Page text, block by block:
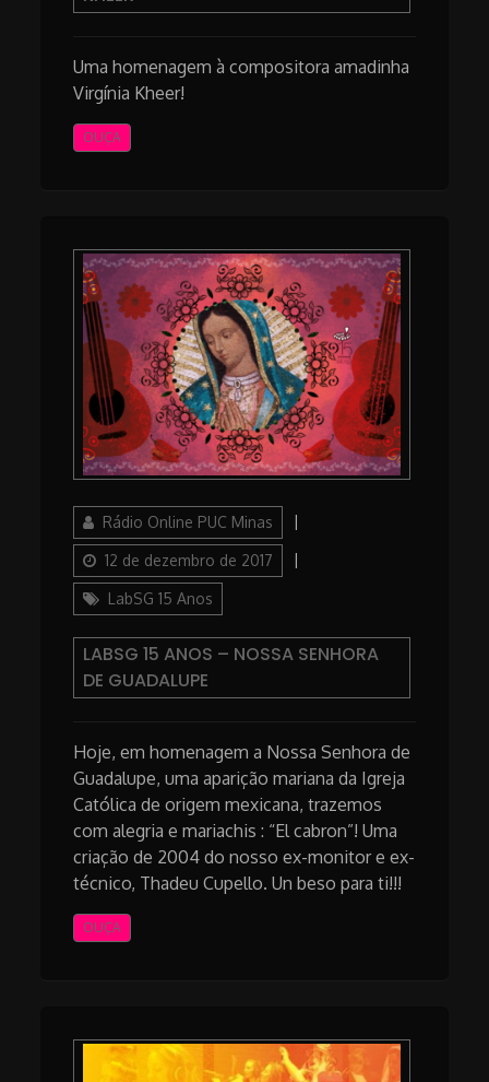
Uma homenagem à compositora amadinha
Virgínia Kheer!
OUÇA
AuthorRádio Online PUC Minas
12 de dezembro de 2017
LabSG 15 Anos
LABSG 15 ANOS – NOSSA SENHORA
DE GUADALUPE
Hoje, em homenagem a Nossa Senhora de
Guadalupe, uma aparição mariana da Igreja
Católica de origem mexicana, trazemos
com alegria e mariachis : “El cabron”! Uma
criação de 2004 do nosso ex-monitor e ex-
técnico, Thadeu Cupello. Un beso para ti!!!
OUÇA